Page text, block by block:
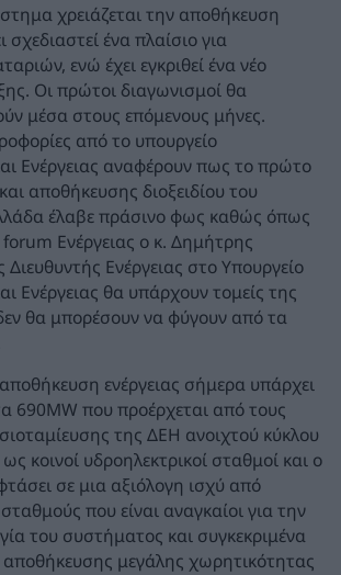
χρειάζεται την αποθήκευση
σχεδιαστεί ένα πλαίσιο για
ενώ έχει εγκριθεί ένα νέο
Οι πρώτοι διαγωνισμοί θα
μέσα στους επόμενους μήνες.
από το υπουργείο
Ενέργειας αναφέρουν πως το πρώτο
αποθήκευσης διοξειδίου του
έλαβε πράσινο φως καθώς όπως
Ενέργειας ο κ. Δημήτρης
Διευθυντής Ενέργειας στο Υπουργείο
Ενέργειας θα υπάρχουν τομείς της
θα μπορέσουν να φύγουν από τα
ενέργειας σήμερα υπάρχει
690MW που προέρχεται από τους
της ΔΕΗ ανοιχτού κύκλου
κοινοί υδροηλεκτρικοί σταθμοί και ο
σε μια αξιόλογη ισχύ από
που είναι αναγκαίοι για την
του συστήματος και συγκεκριμένα
μεγάλης χωρητικότητας